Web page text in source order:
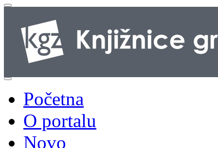
Početna
O portalu
Novo